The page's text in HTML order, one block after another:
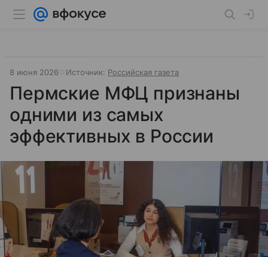
8 июня 2026 Источник: Российская газета
Пермские МФЦ признаны
одними из самых
эффективных в России